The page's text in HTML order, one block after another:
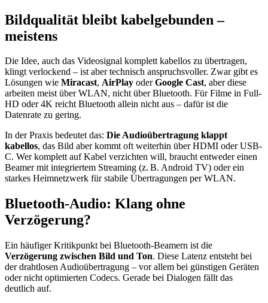
Bildqualität bleibt kabelgebunden –
meistens
Die Idee, auch das Videosignal komplett kabellos zu übertragen,
klingt verlockend – ist aber technisch anspruchsvoller. Zwar gibt es
Lösungen wie Miracast, AirPlay oderGoogle Cast, aber diese
arbeiten meist über WLAN, nicht über Bluetooth. Für Filme in Full-
HD oder 4K reicht Bluetooth allein nicht aus – dafür ist die
Datenrate zu gering.
In der Praxis bedeutet das: Die Audioübertragung klappt
kabellos, das Bild aber kommt oft weiterhin über HDMI oder USB-
C. Wer komplett auf Kabel verzichten will, braucht entweder einen
Beamer mit integriertem Streaming (z. B. Android TV) oder ein
starkes Heimnetzwerk für stabile Übertragungen per WLAN.
Bluetooth-Audio: Klang ohne
Verzögerung?
Ein häufiger Kritikpunkt bei Bluetooth-Beamern ist die
Verzögerung zwischen Bild und Ton. Diese Latenz entsteht bei
der drahtlosen Audioübertragung – vor allem bei günstigen Geräten
oder nicht optimierten Codecs. Gerade bei Dialogen fällt das
deutlich auf.